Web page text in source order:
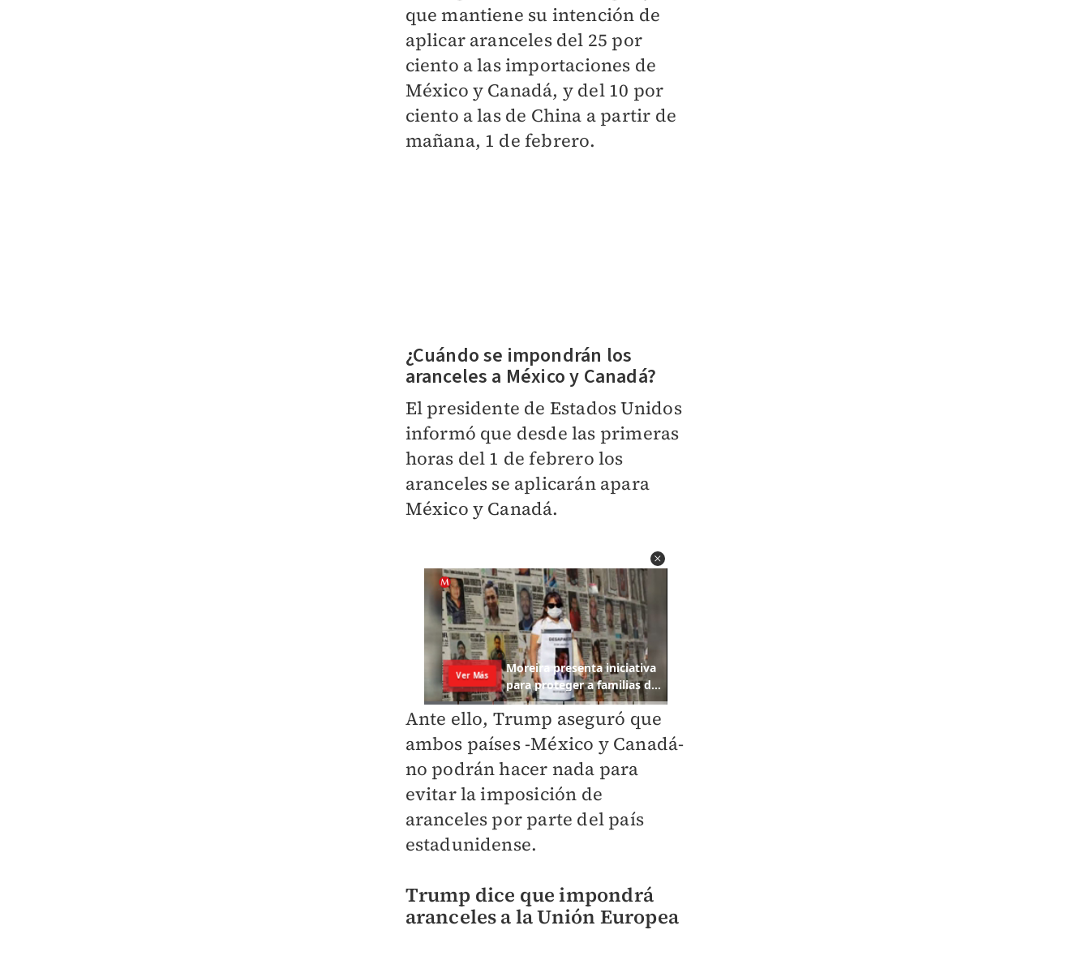
que mantiene su intención de
aplicar aranceles del 25 por
ciento a las importaciones de
México y Canadá, y del 10 por
ciento a las de China a partir de
mañana, 1 de febrero.
¿Cuándo se impondrán los
aranceles a México y Canadá?
El presidente de Estados Unidos
informó que desde las primeras
horas del 1 de febrero los
aranceles se aplicarán apara
México y Canadá.
Ante ello, Trump aseguró que
ambos países -México y Canadá-
no podrán hacer nada para
evitar la imposición de
aranceles por parte del país
estadunidense.
Trump dice que impondrá
aranceles a la Unión Europea